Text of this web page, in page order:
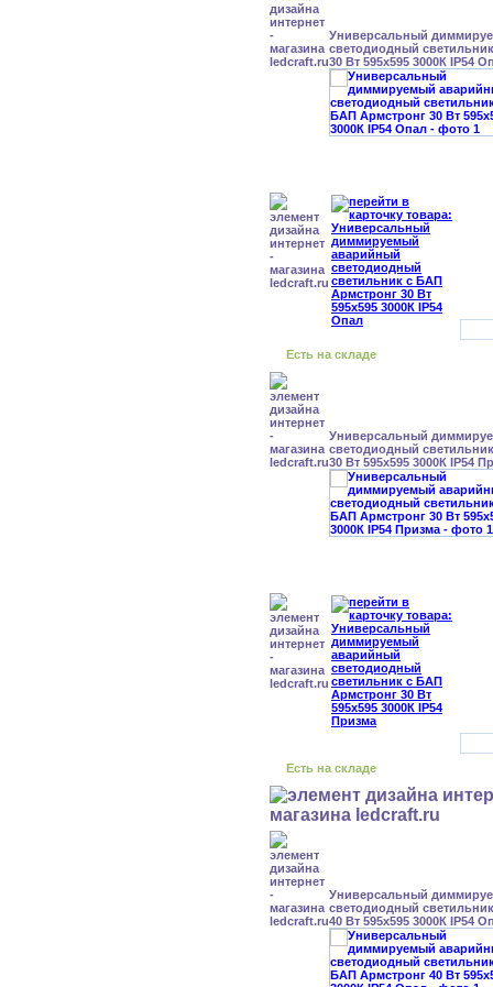
Универсальный
светодиодный
30 Вт 595x595 3000К IP54
Есть на складе
Универсальный
светодиодный
30 Вт 595x595 3000К IP54
Есть на складе
Универсальный
светодиодный
40 Вт 595x595 3000К IP54